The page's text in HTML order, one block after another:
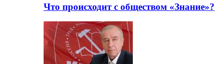
Что происходит с обществом «Знание»?